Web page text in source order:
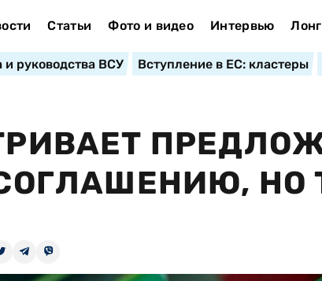
Статьи Фото и видео Интервью
и руководства ВСУ Вступление в ЕС: кластеры
НО